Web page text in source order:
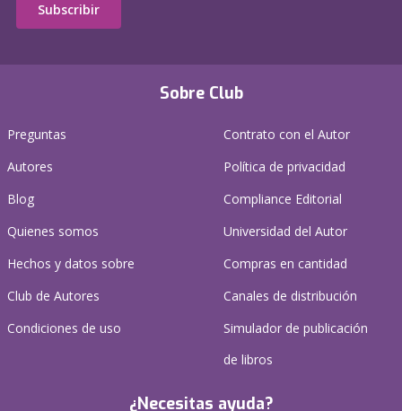
Sobre Club
Preguntas
Autores
Blog
Quienes somos
Hechos y datos sobre
Club de Autores
Condiciones de uso
Contrato con el Autor
Política de privacidad
Compliance Editorial
Universidad del Autor
Compras en cantidad
Canales de distribución
Simulador de publicación
de libros
¿Necesitas ayuda?
Subscribir